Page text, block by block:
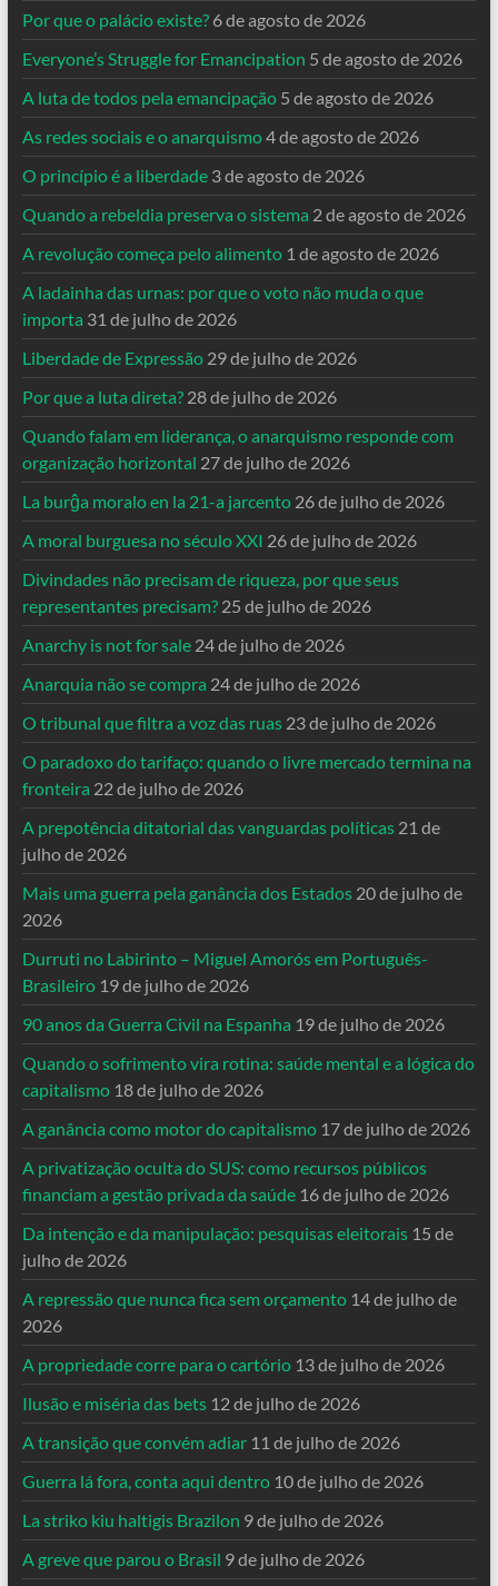
Por que o palácio existe? 6 de agosto de 2026
Everyone’s Struggle for Emancipation 5 de agosto de 2026
A luta de todos pela emancipação 5 de agosto de 2026
As redes sociais e o anarquismo4 de agosto de 2026
O princípio é a liberdade 3 de agosto de 2026
Quando a rebeldia preserva o sistema 2 de agosto de 2026
A revolução começa pelo alimento 1 de agosto de 2026
A ladainha das urnas: por que o voto não muda o que
importa 31 de julho de 2026
Liberdade de Expressão 29 de julho de 2026
Por que a luta direta? 28 de julho de 2026
Quando falam em liderança, o anarquismo responde com
organização horizontal 27 de julho de 2026
La burĝa moralo en la 21-a jarcento 26 de julho de 2026
A moral burguesa no século XXI 26 de julho de 2026
Divindades não precisam de riqueza, por que seus
representantes precisam? 25 de julho de 2026
Anarchy is not for sale 24 de julho de 2026
Anarquia não se compra 24 de julho de 2026
O tribunal que filtra a voz das ruas 23 de julho de 2026
O paradoxo do tarifaço: quando o livre mercado termina na
fronteira 22 de julho de 2026
A prepotência ditatorial das vanguardas políticas 21 de
julho de 2026
Mais uma guerra pela ganância dos Estados 20 de julho de
2026
Durruti no Labirinto – Miguel Amorós em Português-
Brasileiro 19 de julho de 2026
90 anos da Guerra Civil na Espanha 19 de julho de 2026
Quando o sofrimento vira rotina: saúde mental e a lógica do
capitalismo 18 de julho de 2026
A ganância como motor do capitalismo 17 de julho de 2026
A privatização oculta do SUS: como recursos públicos
financiam a gestão privada da saúde 16 de julho de 2026
Da intenção e da manipulação: pesquisas eleitorais 15 de
julho de 2026
A repressão que nunca fica sem orçamento 14 de julho de
2026
A propriedade corre para o cartório 13 de julho de 2026
Ilusão e miséria das bets 12 de julho de 2026
A transição que convém adiar 11 de julho de 2026
Guerra lá fora, conta aqui dentro 10 de julho de 2026
La striko kiu haltigis Brazilon 9 de julho de 2026
A greve que parou o Brasil 9 de julho de 2026